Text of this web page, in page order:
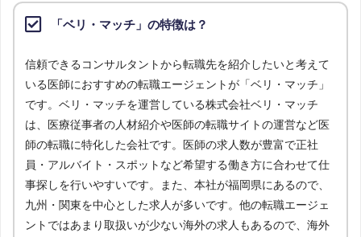
「ベリ・マッチ」の特徴は？
信頼できるコンサルタントから転職先を紹介したいと考えて
いる医師におすすめの転職エージェントが「ベリ・マッチ」
です。ベリ・マッチを運営している株式会社ベリ・マッチ
は、医療従事者の人材紹介や医師の転職サイトの運営など医
師の転職に特化した会社です。医師の求人数が豊富で正社
員・アルバイト・スポットなど希望する働き方に合わせて仕
事探しを行いやすいです。また、本社が福岡県にあるので、
九州・関東を中心とした求人が多いです。他の転職エージェ
ントではあまり取扱いが少ない海外の求人もあるので、海外